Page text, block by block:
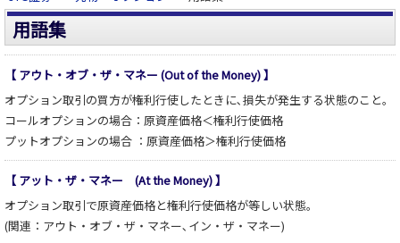
繝
繧
縺
用語集
【 アウト・オブ・ザ・マネー (Out of the Money) 】
オプション取引の買方が権利行使したときに､損失が発生する状態のこと。
コールオプションの場合：原資産価格＜権利行使価格
プットオプションの場合 ：原資産価格＞権利行使価格
【 アット・ザ・マネー (At the Money) 】
オプション取引で原資産価格と権利行使価格が等しい状態。
(関連：アウト・オブ・ザ・マネー､イン・ザ・マネー)